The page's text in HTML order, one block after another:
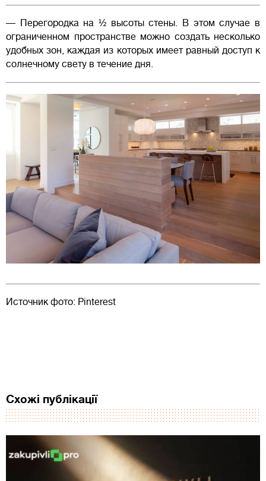
— Перегородка на ½ высоты стены. В этом случае в
ограниченном пространстве можно создать несколько
удобных зон, каждая из которых имеет равный доступ к
солнечному свету в течение дня.
Источник фото: Pinterest
Схожі публікації